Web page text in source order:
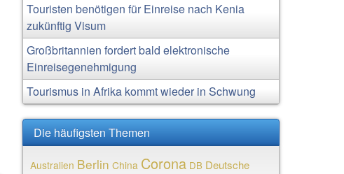
Touristen benötigen für Einreise nach Kenia
zukünftig Visum
Großbritannien fordert bald elektronische
Einreisegenehmigung
Tourismus in Afrika kommt wieder in Schwung
Die häufigsten Themen
Australien Berlin China Corona DB Deutsche